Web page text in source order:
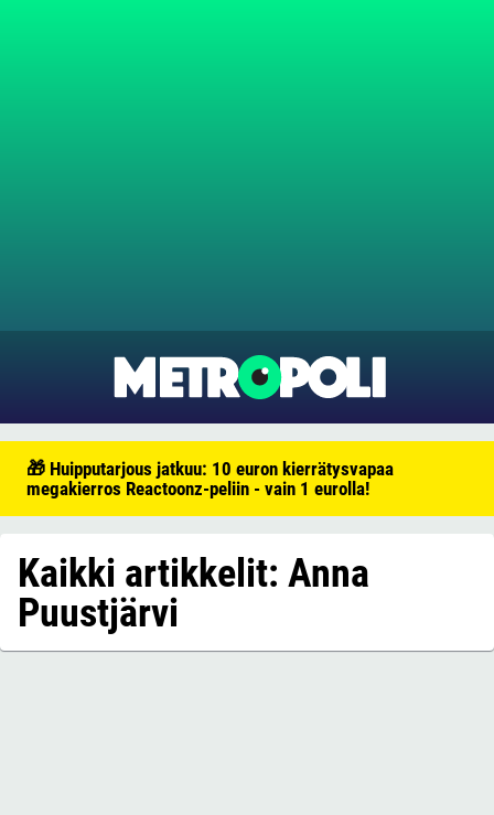
🎁 Huipputarjous jatkuu: 10 euron kierrätysvapaa
megakierros Reactoonz-peliin - vain 1 eurolla!
Kaikki artikkelit: Anna
Puustjärvi